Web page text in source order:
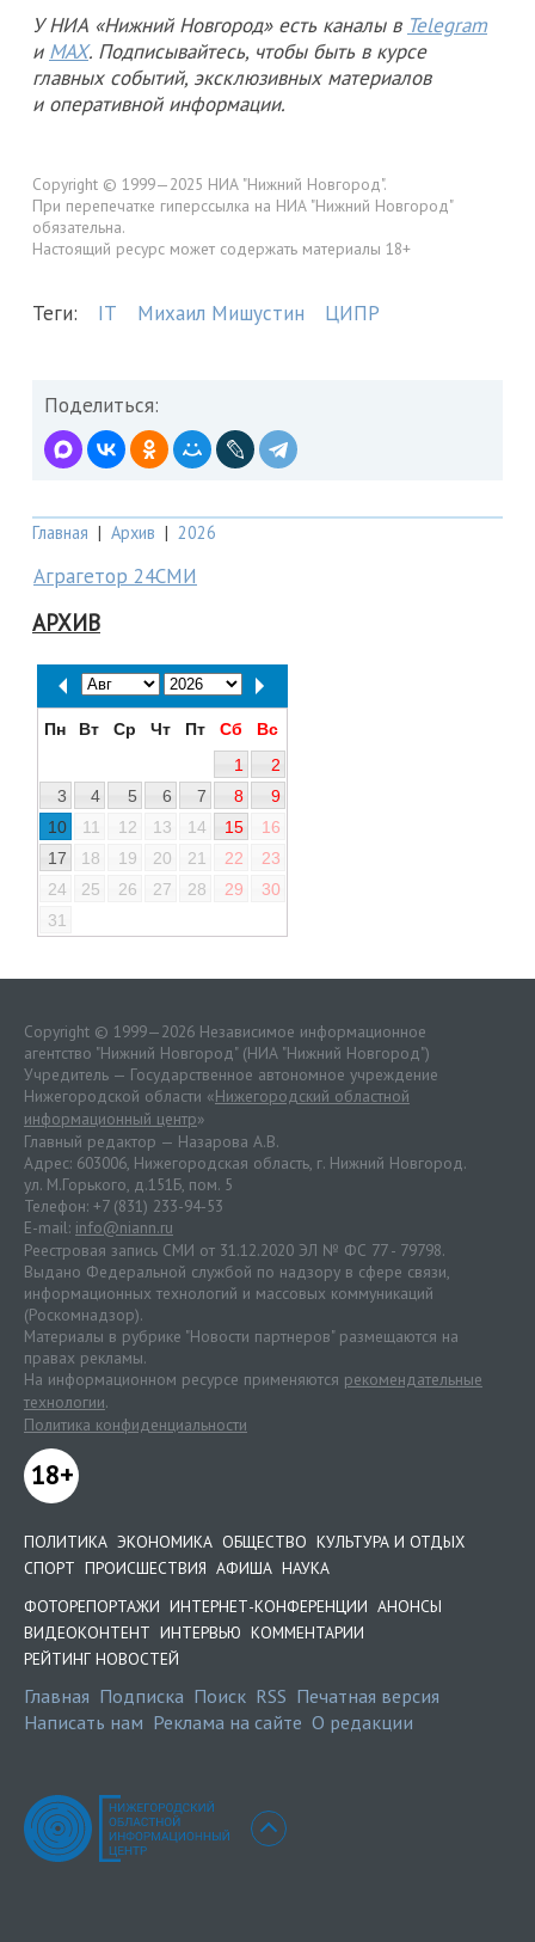
У НИА «Нижний Новгород» есть каналы в Telegram
и MAX. Подписывайтесь, чтобы быть в курсе
главных событий, эксклюзивных материалов
и оперативной информации.
Copyright © 1999—2025 НИА "Нижний Новгород".
При перепечатке гиперссылка на НИА "Нижний Новгород"
обязательна.
Настоящий ресурс может содержать материалы 18+
Теги: IT Михаил Мишустин ЦИПР
Поделиться:
Главная | Архив | 2026
Аграгетор 24СМИ
АРХИВ
Пн Вт Ср Чт Пт Сб
Вс
1
2
3
4 5 6 7 8
9
10
11 12 13 14 15
16
17
18 19 20 21 22
23
24
25 26 27 28 29
30
31
Copyright © 1999—2026 Независимое информационное
агентство "Нижний Новгород" (НИА "Нижний Новгород")
Учредитель — Государственное автономное учреждение
Нижегородской области «Нижегородский областной
информационный центр»
Главный редактор — Назарова А.В.
Адрес: 603006, Нижегородская область, г. Нижний Новгород.
ул. М.Горького, д.151Б, пом. 5
Телефон: +7 (831) 233-94-53
E-mail: info@niann.ru
Реестровая запись СМИ от 31.12.2020 ЭЛ № ФС 77 - 79798.
Выдано Федеральной службой по надзору в сфере связи,
информационных технологий и массовых коммуникаций
(Роскомнадзор).
Материалы в рубрике "Новости партнеров" размещаются на
правах рекламы.
На информационном ресурсе применяются рекомендательные
технологии.
Политика конфиденциальности
18+
ПОЛИТИКА ЭКОНОМИКА ОБЩЕСТВО КУЛЬТУРА И ОТДЫХ
СПОРТ ПРОИСШЕСТВИЯ АФИША НАУКА
ФОТОРЕПОРТАЖИ ИНТЕРНЕТ-КОНФЕРЕНЦИИ АНОНСЫ
ВИДЕОКОНТЕНТ ИНТЕРВЬЮ КОММЕНТАРИИ
РЕЙТИНГ НОВОСТЕЙ
Главная Подписка Поиск RSS Печатная версия
Написать нам Реклама на сайте О редакции